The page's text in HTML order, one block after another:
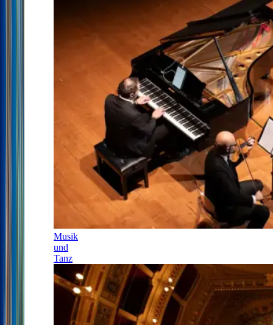
Musik
und
Tanz